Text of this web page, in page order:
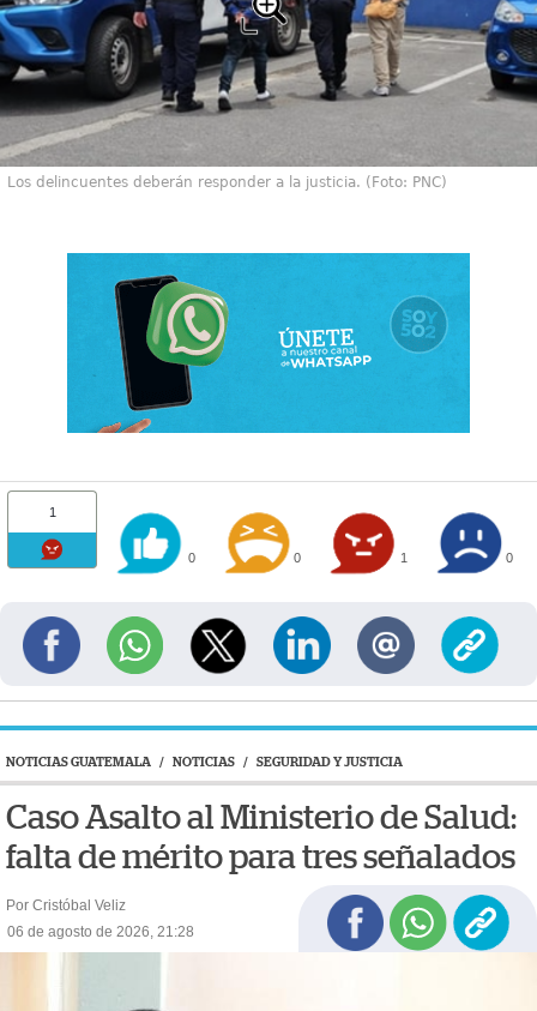
Los delincuentes deberán responder a la justicia. (Foto: PNC)
1
0 0 1 0
NOTICIAS GUATEMALA / NOTICIAS / SEGURIDAD Y JUSTICIA
Caso Asalto al Ministerio de Salud:
falta de mérito para tres señalados
Por Cristóbal Veliz
06 de agosto de 2026, 21:28